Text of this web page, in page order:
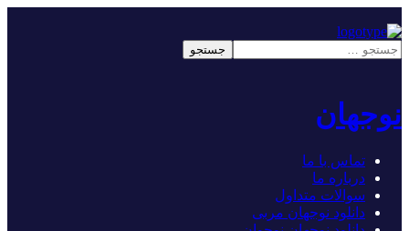
نوجهان
تماس با ما
درباره ما
سوالات متداول
دانلود نوجهان مربی